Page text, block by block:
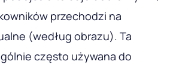
tak długo, jak to możliwe.
technik jest cross-